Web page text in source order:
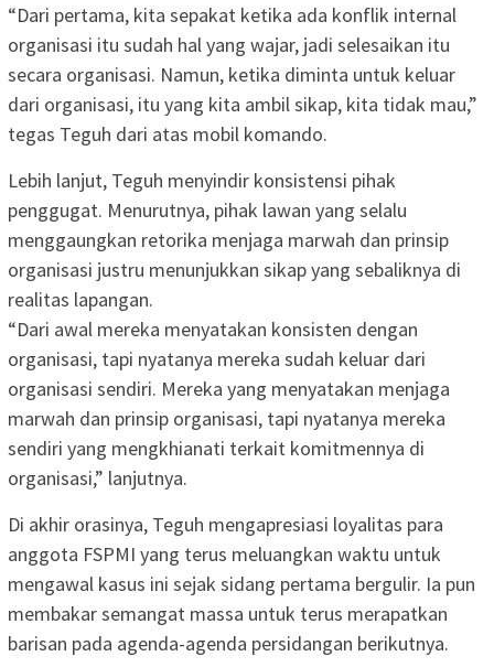
“Dari pertama, kita sepakat ketika ada konflik internal
organisasi itu sudah hal yang wajar, jadi selesaikan itu
secara organisasi. Namun, ketika diminta untuk keluar
dari organisasi, itu yang kita ambil sikap, kita tidak mau,”
tegas Teguh dari atas mobil komando.
Lebih lanjut, Teguh menyindir konsistensi pihak
penggugat. Menurutnya, pihak lawan yang selalu
menggaungkan retorika menjaga marwah dan prinsip
organisasi justru menunjukkan sikap yang sebaliknya di
realitas lapangan.
“Dari awal mereka menyatakan konsisten dengan
organisasi, tapi nyatanya mereka sudah keluar dari
organisasi sendiri. Mereka yang menyatakan menjaga
marwah dan prinsip organisasi, tapi nyatanya mereka
sendiri yang mengkhianati terkait komitmennya di
organisasi,” lanjutnya.
Di akhir orasinya, Teguh mengapresiasi loyalitas para
anggota FSPMI yang terus meluangkan waktu untuk
mengawal kasus ini sejak sidang pertama bergulir. Ia pun
membakar semangat massa untuk terus merapatkan
barisan pada agenda-agenda persidangan berikutnya.